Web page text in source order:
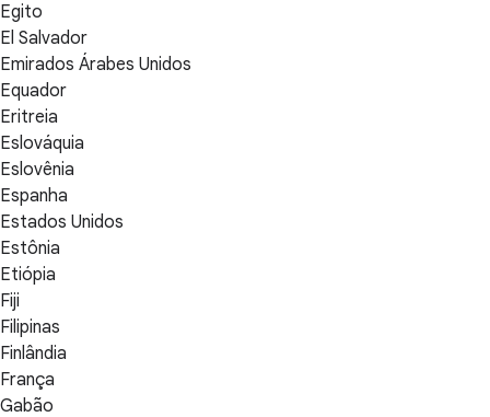
Egito
El Salvador
Emirados Árabes Unidos
Equador
Eritreia
Eslováquia
Eslovênia
Espanha
Estados Unidos
Estônia
Etiópia
Fiji
Filipinas
Finlândia
França
Gabão